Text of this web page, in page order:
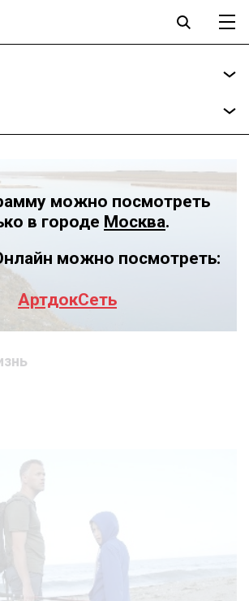
можно посмотреть
в городе Москва.
можно посмотреть:
АртдокСеть